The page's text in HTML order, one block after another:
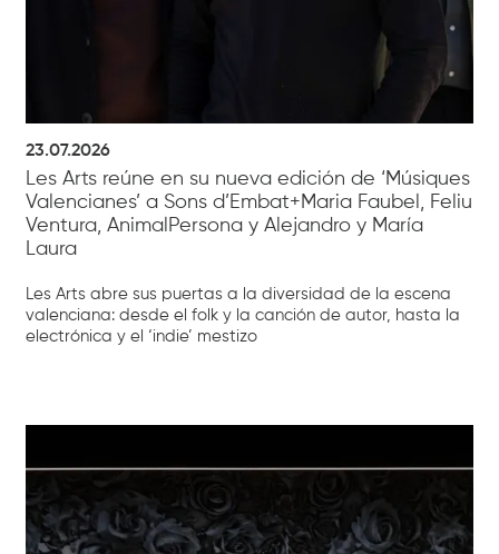
23.07.2026
Les Arts reúne en su nueva edición de ‘Músiques
Valencianes’ a Sons d’Embat+Maria Faubel, Feliu
Ventura, AnimalPersona y Alejandro y María
Laura
Les Arts abre sus puertas a la diversidad de la escena
valenciana: desde el folk y la canción de autor, hasta la
electrónica y el ‘indie’ mestizo